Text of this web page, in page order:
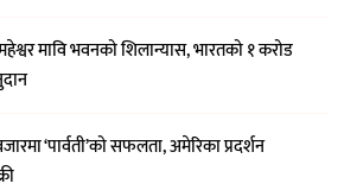
मावि भवनको शिलान्यास, भारतको १ करोड
बजारमा ‘पार्वती’को सफलता, अमेरिका प्रदर्शन